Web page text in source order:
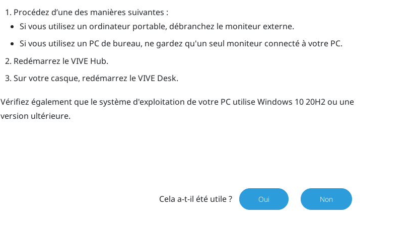
Procédez d’une des manières suivantes :
Si vous utilisez un ordinateur portable, débranchez le moniteur externe.
Si vous utilisez un PC de bureau, ne gardez qu'un seul moniteur connecté à votre PC.
Redémarrez leVIVE Hub.
Sur votre casque, redémarrez leVIVE Desk.
Vérifiez également que le système d'exploitation de votre PC utiliseWindows 10 20H2 ou une
version ultérieure.
Cela a-t-il été utile ? Oui Non